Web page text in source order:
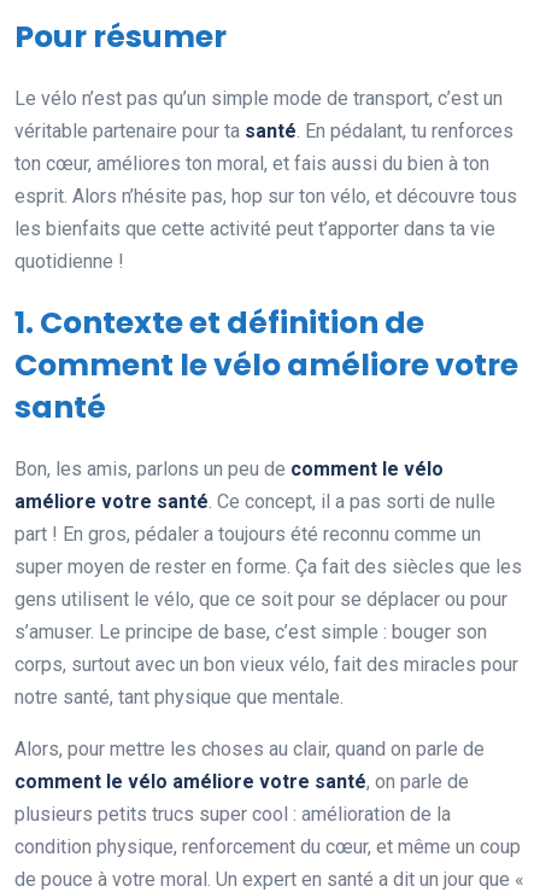
Pour résumer
Le vélo n’est pas qu’un simple mode de transport, c’est un
véritable partenaire pour ta santé. En pédalant, tu renforces
ton cœur, améliores ton moral, et fais aussi du bien à ton
esprit. Alors n’hésite pas, hop sur ton vélo, et découvre tous
les bienfaits que cette activité peut t’apporter dans ta vie
quotidienne !
1. Contexte et définition de
Comment le vélo améliore votre
santé
Bon, les amis, parlons un peu de comment le vélo
améliore votre santé. Ce concept, il a pas sorti de nulle
part ! En gros, pédaler a toujours été reconnu comme un
super moyen de rester en forme. Ça fait des siècles que les
gens utilisent le vélo, que ce soit pour se déplacer ou pour
s’amuser. Le principe de base, c’est simple : bouger son
corps, surtout avec un bon vieux vélo, fait des miracles pour
notre santé, tant physique que mentale.
Alors, pour mettre les choses au clair, quand on parle de
comment le vélo améliore votre santé, on parle de
plusieurs petits trucs super cool : amélioration de la
condition physique, renforcement du cœur, et même un coup
de pouce à votre moral. Un expert en santé a dit un jour que «